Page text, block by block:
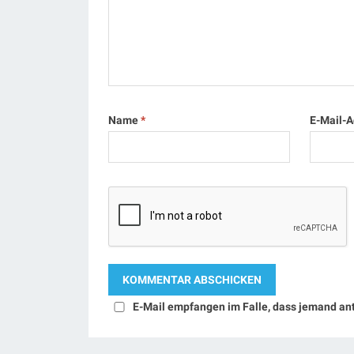
Name* E-Mail-
E-Mail empfangen im Falle, dass jemand